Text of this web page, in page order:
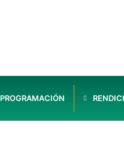
PROGRAMACIÓN